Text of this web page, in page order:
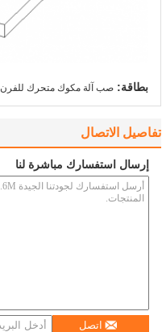
بطاقة: صب آلة مكوك متحرك للفرن
تفاصيل الاتصال
إرسال استفسارك مباشرة لنا
اتصل